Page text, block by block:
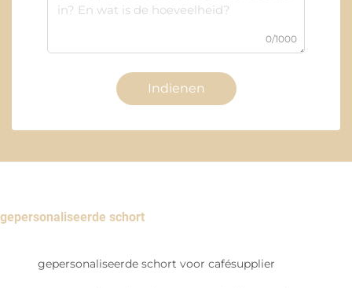
0/1000
Indienen
gepersonaliseerde schort
gepersonaliseerde schort voor cafésupplier